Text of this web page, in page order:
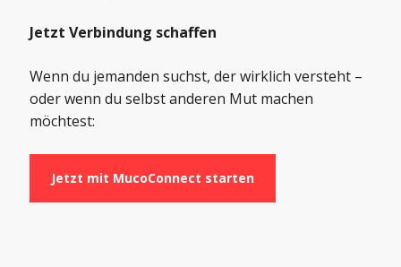
Jetzt Verbindung schaffen
Wenn du jemanden suchst, der wirklich versteht –
oder wenn du selbst anderen Mut machen
möchtest:
Jetzt mit MucoConnect starten